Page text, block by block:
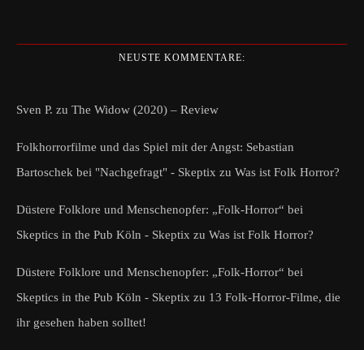
NEUSTE KOMMENTARE:
Sven P. zu The Widow (2020) – Review
Folkhorrorfilme und das Spiel mit der Angst: Sebastian
Bartoschek bei "Nachgefragt" - Skeptix zu Was ist Folk Horror?
Düstere Folklore und Menschenopfer: „Folk-Horror“ bei
Skeptics in the Pub Köln - Skeptix zu Was ist Folk Horror?
Düstere Folklore und Menschenopfer: „Folk-Horror“ bei
Skeptics in the Pub Köln - Skeptix zu 13 Folk-Horror-Filme, die
ihr gesehen haben solltet!